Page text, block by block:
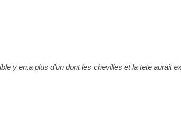
y en.a plus d'un dont les chevilles et la tete aurait